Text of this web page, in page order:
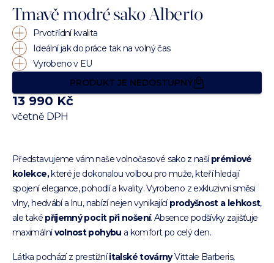
Tmavě modré sako Alberto
Prvotřídní kvalita
Ideální jak do práce tak na volný čas
Vyrobeno v EU
PRODUKT JE NEDOSTUPNÝ
13 990 Kč
včetně DPH
Představujeme vám naše volnočasové sako z našíprémiové
kolekce,které je dokonalou volbou pro muže, kteří hledají
spojení elegance, pohodlí a kvality. Vyrobeno z exkluzivní směsi
vlny, hedvábí a lnu, nabízí nejen vynikajícíprodyšnost a lehkost,
ale také příjemný pocit při nošení. Absence podšívky zajišťuje
maximálnívolnost pohybu a komfort po celý den.
Látka pochází z prestižníitalské továrnyVittale Barberis,